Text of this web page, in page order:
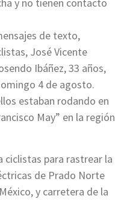
y no tienen contacto
de texto,
José Vicente
Ibáñez, 33 años,
4 de agosto.
estaban rodando en
May” en la región
ciclistas para rastrear la
de Prado Norte
y carretera de la